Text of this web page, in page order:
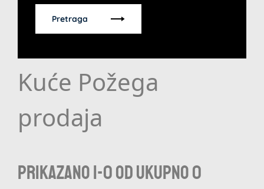
Pretraga
Kuće Požega
prodaja
Prikazano 1-0 od ukupno 0